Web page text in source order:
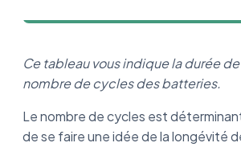
Ce tableau vous indique la durée
nombre de cycles des batteries.
Le nombre de cycles est
de se faire une idée de la longévité